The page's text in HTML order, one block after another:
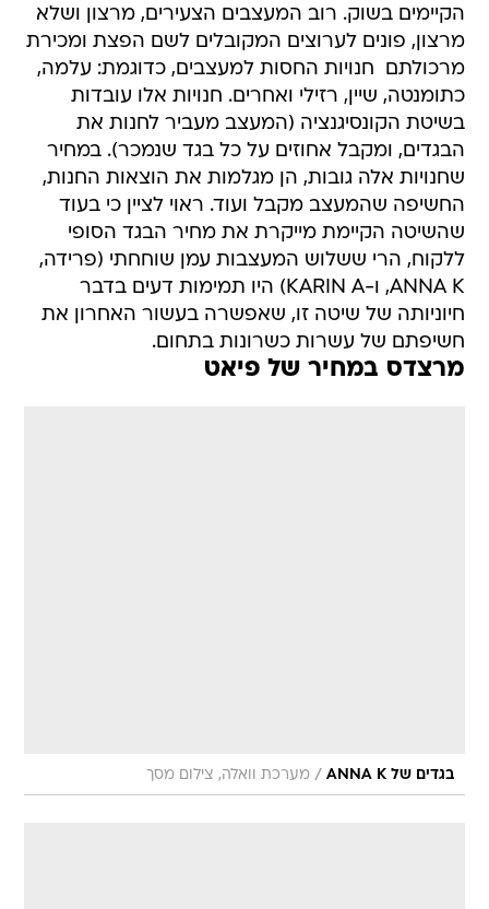
הקיימים בשוק. רוב המעצבים הצעירים, מרצון ושלא
מרצון, פונים לערוצים המקובלים לשם הפצת ומכירת
מרכולתם  חנויות החסות למעצבים, כדוגמת: עלמה,
כתומנטה, שיין, רזילי ואחרים. חנויות אלו עובדות
בשיטת הקונסיגנציה (המעצב מעביר לחנות את
הבגדים, ומקבל אחוזים על כל בגד שנמכר). במחיר
שחנויות אלה גובות, הן מגלמות את הוצאות החנות,
החשיפה שהמעצב מקבל ועוד. ראוי לציין כי בעוד
שהשיטה הקיימת מייקרת את מחיר הבגד הסופי
ללקוח, הרי ששלוש המעצבות עמן שוחחתי (פרידה,
ANNA K, ו-KARIN A) היו תמימות דעים בדבר
חיוניותה של שיטה זו, שאפשרה בעשור האחרון את
חשיפתם של עשרות כשרונות בתחום.
מרצדס במחיר של פיאט
בגדים של ANNA K / מערכת וואלה, צילום מסך